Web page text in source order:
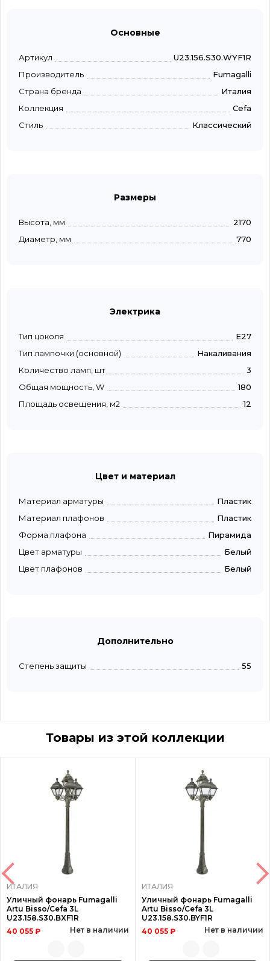
Основные
Артикул
U23.156.S30.WYF1R
Производитель
Fumagalli
Страна бренда
Италия
Коллекция
Cefa
Стиль
Классический
Размеры
Высота, мм
2170
Диаметр, мм
770
Электрика
Тип цоколя
E27
Тип лампочки (основной)
Накаливания
Количество ламп, шт
3
Общая мощность, W
180
Площадь освещения, м2
12
Цвет и материал
Материал арматуры
Пластик
Материал плафонов
Пластик
Форма плафона
Пирамида
Цвет арматуры
Белый
Цвет плафонов
Белый
Дополнительно
Степень защиты 55
Товары из этой коллекции
ИТАЛИЯ
Уличный фонарь Fumagalli
Artu Bisso/Cefa 3L
U23.158.S30.BXF1R
40 055 ₽
Нет в наличии
ИТАЛИЯ
Уличный фонарь Fumagalli
Artu Bisso/Cefa 3L
U23.158.S30.BYF1R
40 055 ₽
Нет в наличии